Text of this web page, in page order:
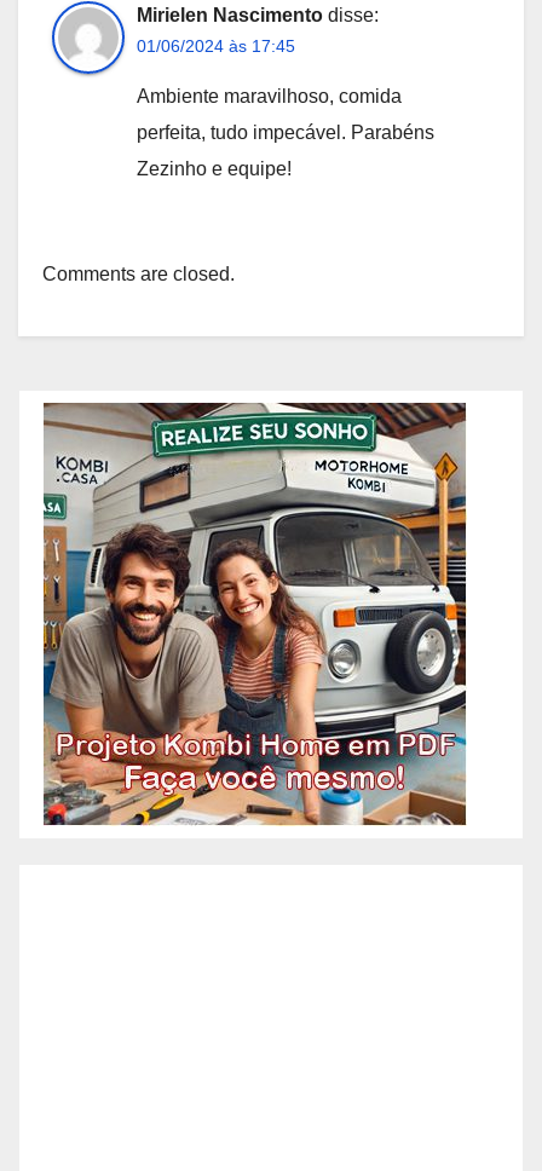
Mirielen Nascimento disse:
01/06/2024 às 17:45
Ambiente maravilhoso, comida
perfeita, tudo impecável. Parabéns
Zezinho e equipe!
Comments are closed.